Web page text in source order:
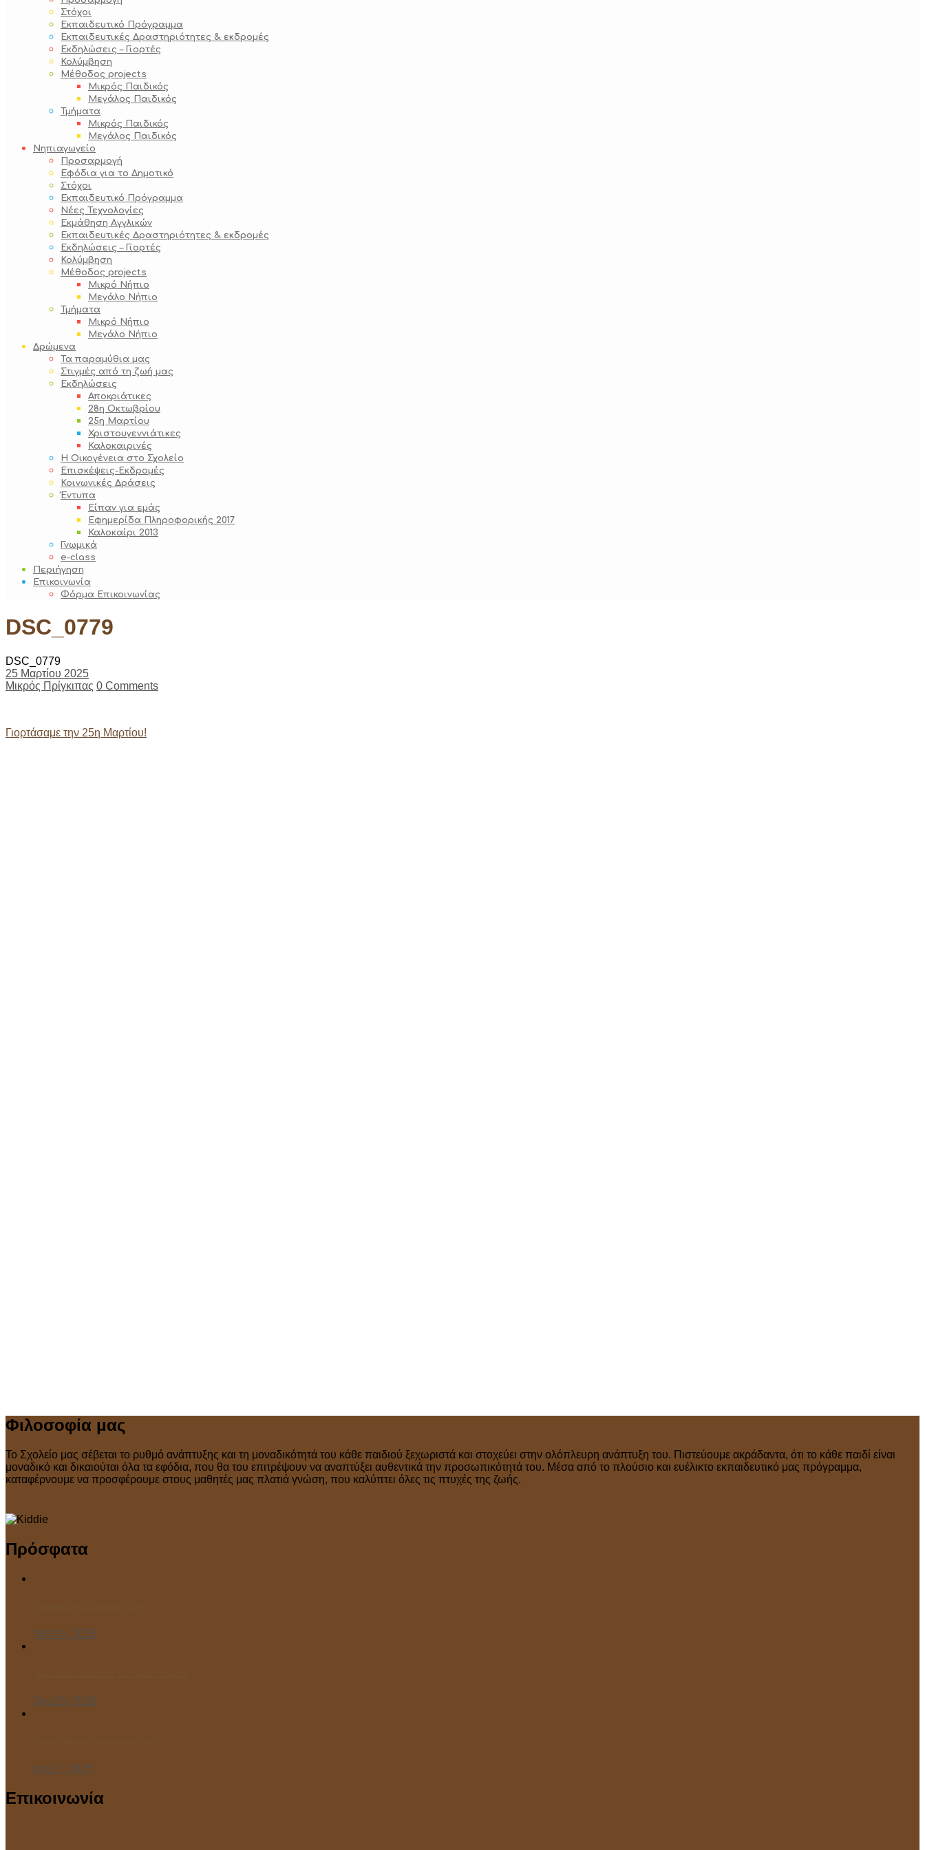
Στόχοι
Εκπαιδευτικό Πρόγραμμα
Εκπαιδευτικές Δραστηριότητες & εκδρομές
Εκδηλώσεις – Γιορτές
Κολύμβηση
Μέθοδος projects
Μικρός Παιδικός
Μεγάλος Παιδικός
Τμήματα
Μικρός Παιδικός
Μεγάλος Παιδικός
Νηπιαγωγείο
Προσαρμογή
Εφόδια για το Δημοτικό
Στόχοι
Εκπαιδευτικό Πρόγραμμα
Νέες Τεχνολογίες
Εκμάθηση Αγγλικών
Εκπαιδευτικές Δραστηριότητες & εκδρομές
Εκδηλώσεις – Γιορτές
Κολύμβηση
Μέθοδος projects
Μικρό Νήπιο
Μεγάλο Νήπιο
Τμήματα
Μικρό Νήπιο
Μεγάλο Νήπιο
Δρώμενα
Τα παραμύθια μας
Στιγμές από τη ζωή μας
Εκδηλώσεις
Αποκριάτικες
28η Οκτωβρίου
25η Μαρτίου
Χριστουγεννιάτικες
Καλοκαιρινές
Η Οικογένεια στο Σχολείο
Επισκέψεις-Εκδρομές
Κοινωνικές Δράσεις
Έντυπα
Είπαν για εμάς
Εφημερίδα Πληροφορικής 2017
Καλοκαίρι 2013
Γνωμικά
e-class
Περιήγηση
Επικοινωνία
Φόρμα Επικοινωνίας
DSC_0779
DSC_0779
25 Μαρτίου 2025
Μικρός Πρίγκιπας 0 Comments
Post
Γιορτάσαμε την 25η Μαρτίου!
Φιλοσοφία μας
Το Σχολείο μας σέβεται το ρυθμό ανάπτυξης και τη μοναδικότητά του κάθε παιδιού ξεχωριστά και στοχεύει στην ολόπλευρη ανάπτυξη του. Πιστεύουμε ακράδαντα, ότι το κάθε παιδί είναι
μοναδικό και δικαιούται όλα τα εφόδια, που θα του επιτρέψουν να αναπτύξει αυθεντικά την προσωπικότητά του. Μέσα από το πλούσιο και ευέλικτο εκπαιδευτικό μας πρόγραμμα,
καταφέρνουμε να προσφέρουμε στους μαθητές μας πλατιά γνώση, που καλύπτει όλες τις πτυχές της ζωής.
Πρόσφατα
Οκτ 28, 2025
Οκτ 25, 2025
Ιούλ 7, 2025
Επικοινωνία